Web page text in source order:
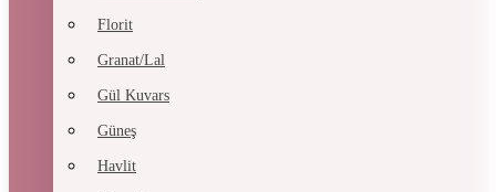
Florit
Granat/Lal
Gül Kuvars
Güneş
Havlit